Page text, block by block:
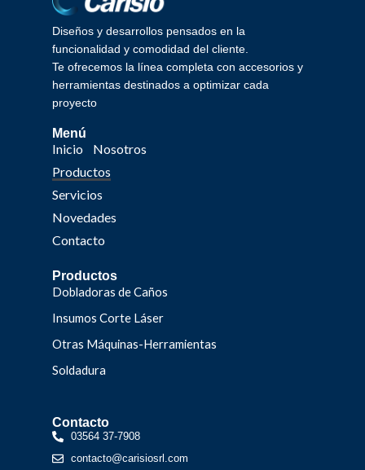
Diseños y desarrollos pensados en la
funcionalidad y comodidad del cliente.
Te ofrecemos la línea completa con accesorios y
herramientas destinados a optimizar cada
proyecto
Menú
Inicio
Nosotros
Productos
Servicios
Novedades
Contacto
Productos
Dobladoras de Caños
Insumos Corte Láser
Otras Máquinas-Herramientas
Soldadura
Contacto
03564 37-7908
contacto@carisiosrl.com